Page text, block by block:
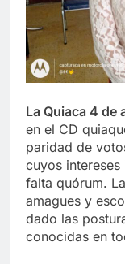
La Quiaca 4 de
en el CD
paridad de
cuyos
falta quórum.
amagues y
dado las
conocidas en